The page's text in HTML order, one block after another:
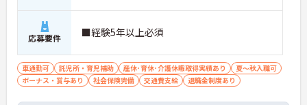
応募要件 ■経験5年以上必須
車通勤可 託児所・育児補助 産休･育休･介護休暇取得実績あり
夏～秋入職可
ボーナス・賞与あり
社会保険完備 交通費支給 退職金制度あり